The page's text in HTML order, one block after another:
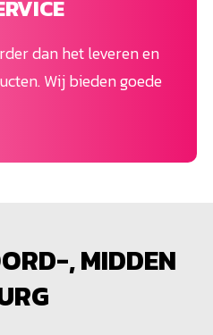
dan het leveren en
Wij bieden goede
, MIDDEN